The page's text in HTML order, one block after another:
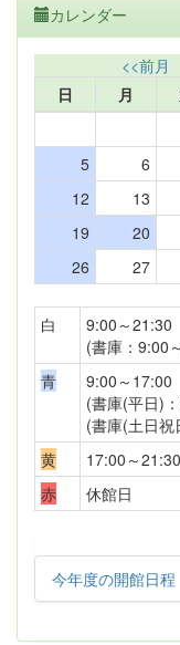
カレンダー
<<前月
日
月
5
6
12
13
19
20
26
27
白
9:00～21:30
(書庫：9:00
青
9:00～17:00
(書庫(平日)
(書庫(土日
黄
17:00～21:30
赤
休館日
今年度の開館日程